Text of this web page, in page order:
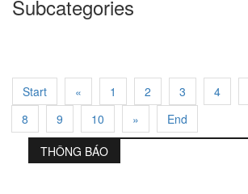
Subcategories
Start
« 1 2 3 4
8
9 10 »
End
THÔNG BÁO